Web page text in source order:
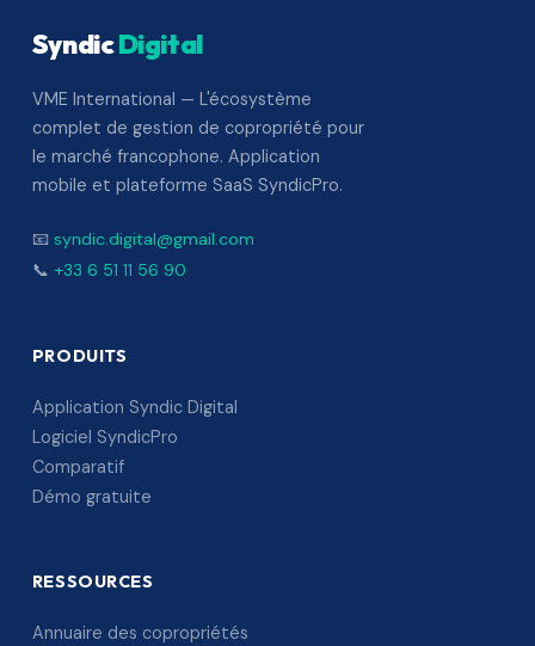
SyndicDigital
VME International — L'écosystème
complet de gestion de copropriété pour
le marché francophone. Application
mobile et plateforme SaaS SyndicPro.
📧 syndic.digital@gmail.com
📞 +33 6 51 11 56 90
PRODUITS
Application Syndic Digital
Logiciel SyndicPro
Comparatif
Démo gratuite
RESSOURCES
Annuaire des copropriétés